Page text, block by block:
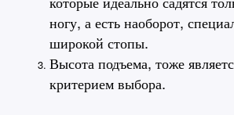
ногу, а есть наоборот,
широкой стопы.
Высота подъема, тоже
критерием выбора.